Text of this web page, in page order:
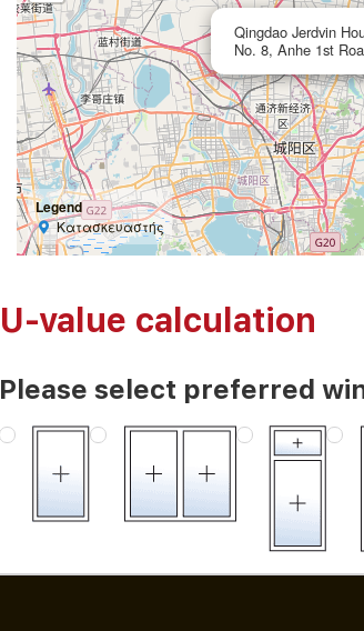
Qingdao Jerdvin
No. 8, Anhe 1st
Legend
Κατασκευαστής
U-value calculation
Please select preferred